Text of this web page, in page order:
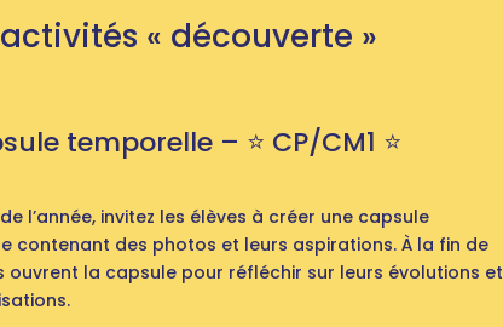
activités « découverte »
temporelle – ⭐️ CP/CM1 ⭐️
l’année, invitez les élèves à créer une capsule
contenant des photos et leurs aspirations. À la fin de
ouvrent la capsule pour réfléchir sur leurs évolutions et